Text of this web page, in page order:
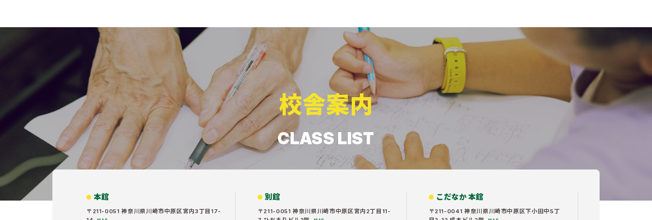
校舎案内
CLASS LIST
本館
〒211-0051 神奈川県川崎市中原区宮内3丁目17-
別館
〒211-0051 神奈川県川崎市中原区宮内2丁目11-
こだなか 本館
〒211-0041 神奈川県川崎市中原区下小田中5丁